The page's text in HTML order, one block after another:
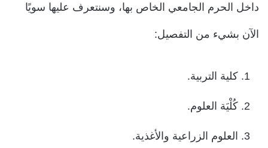
داخل الحرم الجامعي الخاص بها، وسنتعرف عليها سويًا
الآن بشيء من التفصيل:
كلية التربية.
كُلْيَة العلوم.
العلوم الزراعية والأغذية.